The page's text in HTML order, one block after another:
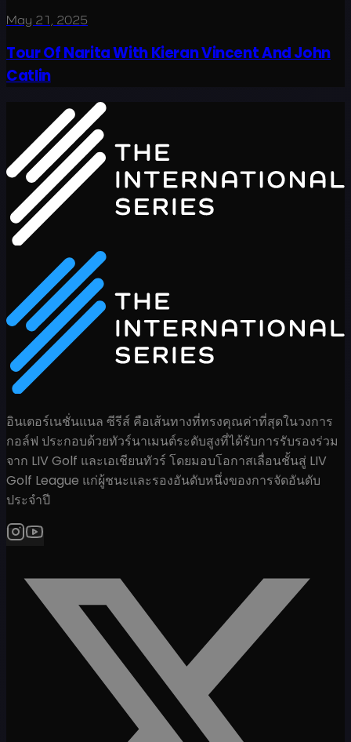
May 21, 2025
Tour Of Narita With Kieran Vincent And John
Catlin
อินเตอร์เนชั่นแนล ซีรีส์ คือเส้นทางที่ทรงคุณค่าที่สุดในวงการ
กอล์ฟ ประกอบด้วยทัวร์นาเมนต์ระดับสูงที่ได้รับการรับรองร่วม
จาก LIV Golf และเอเชียนทัวร์ โดยมอบโอกาสเลื่อนชั้นสู่ LIV
Golf League แก่ผู้ชนะและรองอันดับหนึ่งของการจัดอันดับ
ประจำปี